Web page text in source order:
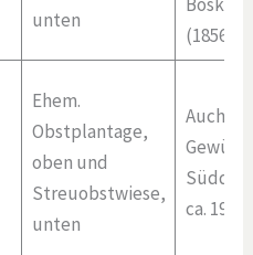
unten
(1856,
Ehem.
Obstplantage,
oben und
Streuobstwiese,
unten
Auch
ca. 1910